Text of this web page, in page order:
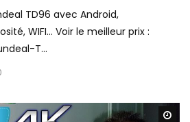
TD96 avec Android,
WIFI… Voir le meilleur prix :
T...